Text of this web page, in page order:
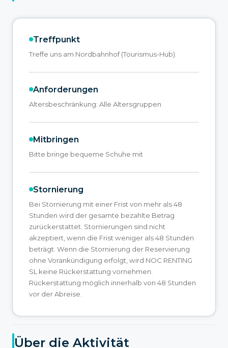
Treffpunkt
Treffe uns am Nordbahnhof (Tourismus-Hub).
Anforderungen
Altersbeschränkung: Alle Altersgruppen
Mitbringen
Bitte bringe bequeme Schuhe mit
Stornierung
Bei Stornierung mit einer Frist von mehr als 48
Stunden wird der gesamte bezahlte Betrag
zurückerstattet. Stornierungen sind nicht
akzeptiert, wenn die Frist weniger als 48 Stunden
beträgt. Wenn die Stornierung der Reservierung
ohne Vorankündigung erfolgt, wird NOC RENTING
SL keine Rückerstattung vornehmen.
Rückerstattung möglich innerhalb von 48 Stunden
vor der Abreise.
Über die Aktivität